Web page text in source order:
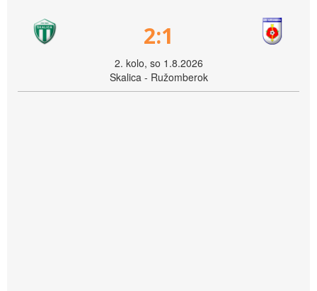
2:1
2. kolo, so 1.8.2026
Skalica - Ružomberok